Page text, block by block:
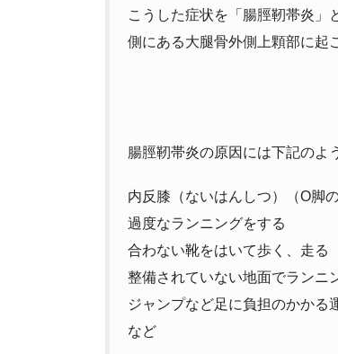
こうした症状を「腸脛靭帯炎」
側にある大腿骨外側上顆部に起
腸脛靭帯炎の原因には下記のよ
内反膝（ないはんしつ）（O脚
過度なランニングをする
合わない靴をはいて歩く、走る
整備されていない地面でランニ
ジャンプなど足に負担のかかる
など